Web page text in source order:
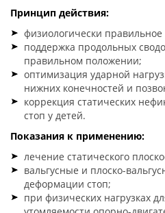
Принцип действия:
физиологически
поддержка продольных
правильном положении;
оптимизация ударной
нижних конечностей и
коррекция статических
стоп у детей.
Показания к применению:
лечение статического
вальгусные и плоско-
деформации стоп;
при физических нагрузках